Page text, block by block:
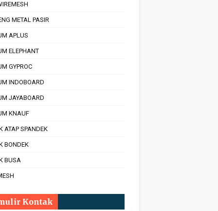
METAL PASIR
APLUS
ELEPHANT
GYPROC
INDOBOARD
JAYABOARD
KNAUF
ATAP SPANDEK
BONDEK
BUSA
Kontak